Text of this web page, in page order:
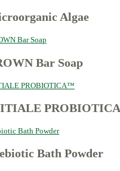
Algae
Bar Soap
Bar Soap
PROBIOTICA™
Bath Powder
Bath Powder